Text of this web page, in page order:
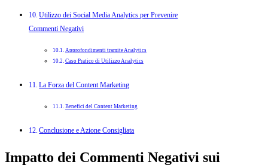
Utilizzo dei Social Media Analytics per Prevenire
Commenti Negativi
Approfondimenti tramite Analytics
Caso Pratico di Utilizzo Analytics
La Forza del Content Marketing
Benefici del Content Marketing
Conclusione e Azione Consigliata
Impatto dei Commenti Negativi sui